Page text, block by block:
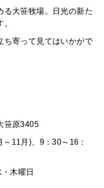
る大笹牧場。日光の新た
ち寄って見てはいかがで
笹原3405
11月)、9：30～16：
木曜日